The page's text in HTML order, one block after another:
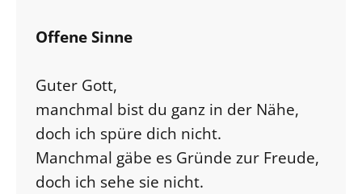
Offene Sinne
Guter Gott,
manchmal bist du ganz in der Nähe,
doch ich spüre dich nicht.
Manchmal gäbe es Gründe zur Freude,
doch ich sehe sie nicht.